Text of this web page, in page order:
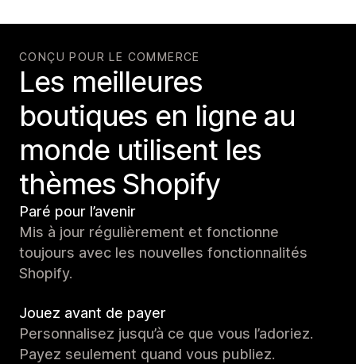
CONÇU POUR LE COMMERCE
Les meilleures
boutiques en ligne au
monde utilisent les
thèmes Shopify
Paré pour l’avenir
Mis à jour régulièrement et fonctionne
toujours avec les nouvelles fonctionnalités
Shopify.
Jouez avant de payer
Personnalisez jusqu’à ce que vous l’adoriez.
Payez seulement quand vous publiez.